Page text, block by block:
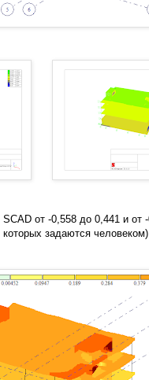
от -0,558 до 0,441 и
задаются